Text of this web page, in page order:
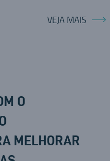
VEJA MAIS
O
MELHORAR